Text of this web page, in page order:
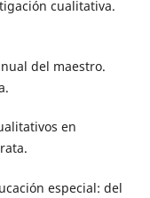
cualitativa.
del maestro.
en
especial: del